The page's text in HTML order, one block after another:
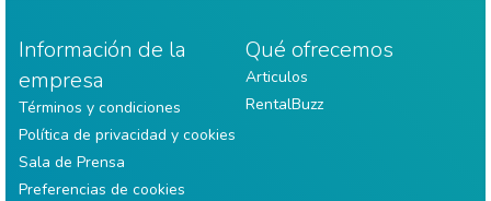
Información de la
empresa
Términos y condiciones
Política de privacidad y cookies
Sala de Prensa
Preferencias de cookies
Qué ofrecemos
Articulos
RentalBuzz